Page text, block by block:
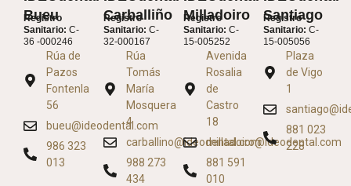
Bueu
Registro
Sanitario: C-
36 -000246
Rúa de
Pazos
Fontenla
56
bueu@ideodental.com
986 323
013
Carballiño
Registro
Sanitario: C-
32-000167
Rúa
Tomás
María
Mosquera
4
carballino@ideodental.com
988 273
434
Milladoiro
Registro
Sanitario: C-
15-005252
Avenida
Rosalia
de
Castro
18
milladoiro@ideodental.com
881 591
010
Santiago
Registro
Sanitario: C-
15-005056
Plaza
de Vigo
1
881 023
228